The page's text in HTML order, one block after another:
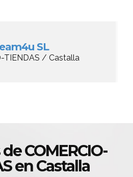
SL
TIENDAS / Castalla
COMERCIO-
en Castalla